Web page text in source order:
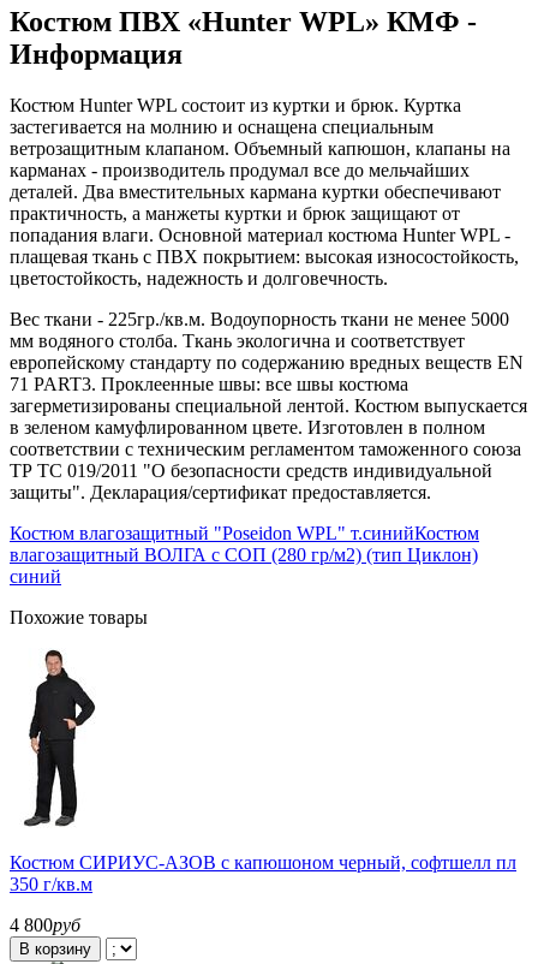
Костюм ПВХ «Hunter WPL» КМФ -
Информация
Костюм Hunter WPL состоит из куртки и брюк. Куртка
застегивается на молнию и оснащена специальным
ветрозащитным клапаном. Объемный капюшон, клапаны на
карманах - производитель продумал все до мельчайших
деталей. Два вместительных кармана куртки обеспечивают
практичность, а манжеты куртки и брюк защищают от
попадания влаги. Основной материал костюма Hunter WPL -
плащевая ткань с ПВХ покрытием: высокая износостойкость,
цветостойкость, надежность и долговечность.
Вес ткани - 225гр./кв.м. Водоупорность ткани не менее 5000
мм водяного столба. Ткань экологична и соответствует
европейскому стандарту по содержанию вредных веществ EN
71 PART3. Проклеенные швы: все швы костюма
загерметизированы специальной лентой. Костюм выпускается
в зеленом камуфлированном цвете. Изготовлен в полном
соответствии с техническим регламентом таможенного союза
ТР ТС 019/2011 "О безопасности средств индивидуальной
защиты". Декларация/сертификат предоставляется.
Костюм влагозащитный "Poseidon WPL" т.синийКостюм
влагозащитный ВОЛГА с СОП (280 гр/м2) (тип Циклон)
синий
Похожие товары
Костюм СИРИУС-АЗОВ с капюшоном черный, софтшелл пл
350 г/кв.м
4 800руб
В корзину